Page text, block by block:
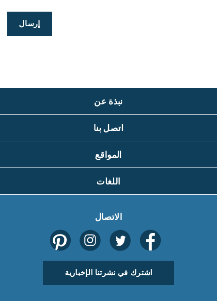
نبذة عن
اتصل بنا
المواقع
اللغات
الاتصال
اشترك في نشرتنا الإخبارية